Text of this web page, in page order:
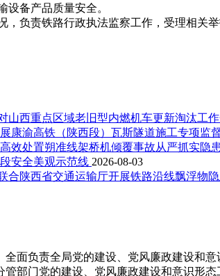
备产品质量安全。
负责铁路行政执法监察工作，受理相关
山西重点区域老旧型内燃机车更新淘汰工
康渝高铁（陕西段）瓦斯隧道施工专项监
高效处置朔准线架桥机倾覆事故从严抓实隐
安全美观示范线 2026-08-03
合陕西省交通运输厅开展铁路沿线飘浮物
负责全局党的建设、党风廉政建设和意
部门党的建设、党风廉政建设和意识形态